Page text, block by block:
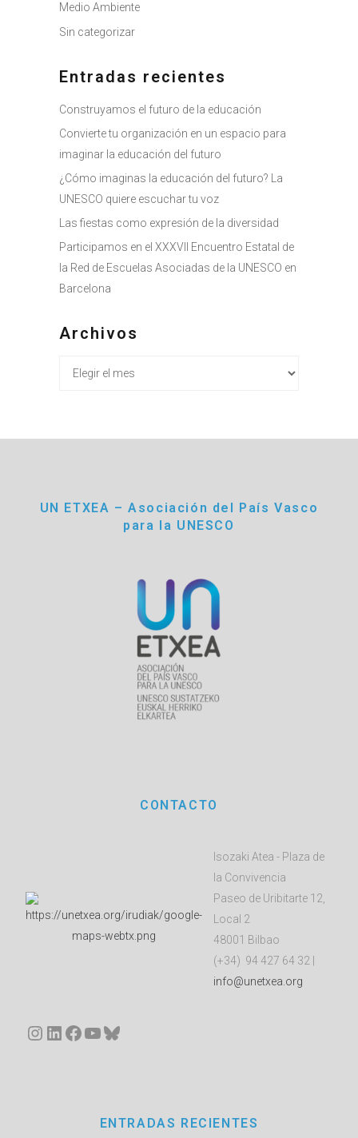
Medio Ambiente
Sin categorizar
Entradas recientes
Construyamos el futuro de la educación
Convierte tu organización en un espacio para
imaginar la educación del futuro
¿Cómo imaginas la educación del futuro? La
UNESCO quiere escuchar tu voz
Las fiestas como expresión de la diversidad
Participamos en el XXXVII Encuentro Estatal de
la Red de Escuelas Asociadas de la UNESCO en
Barcelona
Archivos
Archivos
UN ETXEA – Asociación del País Vasco
para la UNESCO
CONTACTO
Isozaki Atea - Plaza de
la Convivencia
Paseo de Uribitarte 12,
Local 2
48001 Bilbao
(+34) 94 427 64 32 |
info@unetxea.org
Instagram
LinkedIn
Facebook
YouTube
Bluesky
ENTRADAS RECIENTES